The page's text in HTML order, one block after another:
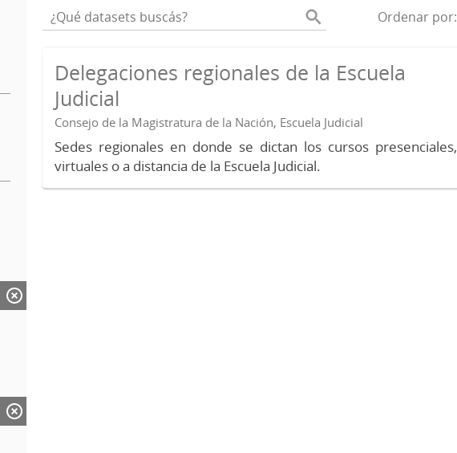
Ordenar por
Delegaciones regionales de la Escuela
Judicial
Consejo de la Magistratura de la Nación, Escuela Judicial
Sedes regionales en donde se dictan los cursos presenciales,
virtuales o a distancia de la Escuela Judicial.